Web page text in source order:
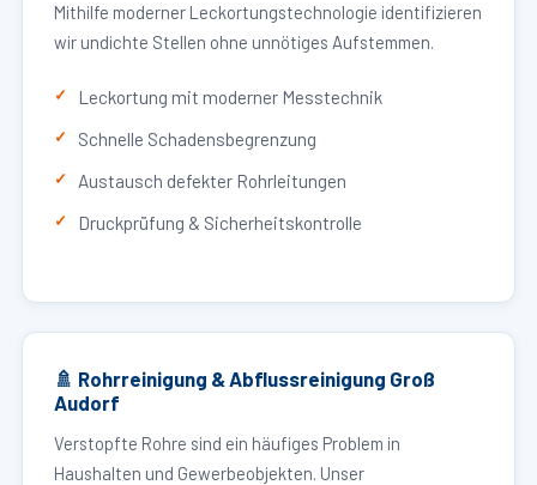
Mithilfe moderner Leckortungstechnologie identifizieren
wir undichte Stellen ohne unnötiges Aufstemmen.
Leckortung mit moderner Messtechnik
Schnelle Schadensbegrenzung
Austausch defekter Rohrleitungen
Druckprüfung & Sicherheitskontrolle
🚿 Rohrreinigung & Abflussreinigung Groß
Audorf
Verstopfte Rohre sind ein häufiges Problem in
Haushalten und Gewerbeobjekten. Unser